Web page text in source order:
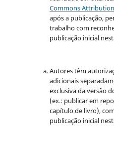
Commons Attribution
após a publicação,
trabalho com
publicação inicial
Autores têm
adicionais
exclusiva da versão
(ex.: publicar em
capítulo de livro),
publicação inicial